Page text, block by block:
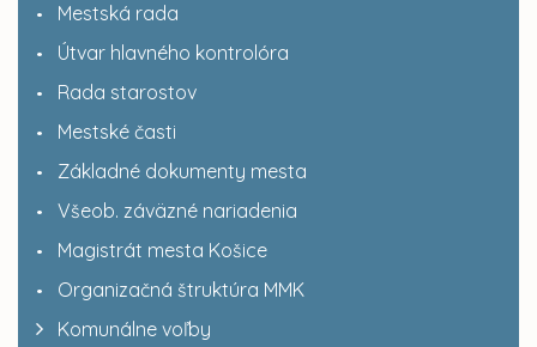
Mestská rada
Útvar hlavného kontrolóra
Rada starostov
Mestské časti
Základné dokumenty mesta
Všeob. záväzné nariadenia
Magistrát mesta Košice
Organizačná štruktúra MMK
Komunálne voľby